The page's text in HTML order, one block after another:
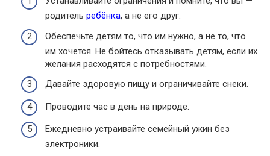
родитель ребёнка, а не его друг.
Обеспечьте детям то, что им нужно, а не то, что
им хочется. Не бойтесь отказывать детям, если их
желания расходятся с потребностями.
Давайте здоровую пищу и ограничивайте снеки.
Проводите час в день на природе.
Ежедневно устраивайте семейный ужин без
электроники.